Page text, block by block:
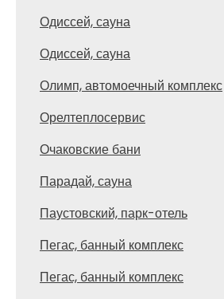
Одиссей, сауна
Одиссей, сауна
Олимп, автомоечный комплекс
Орелтеплосервис
Очаковские бани
Парадай, сауна
Паустовский, парк-отель
Пегас, банный комплекс
Пегас, банный комплекс